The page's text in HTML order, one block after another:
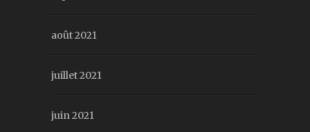
août 2021
juillet 2021
juin 2021